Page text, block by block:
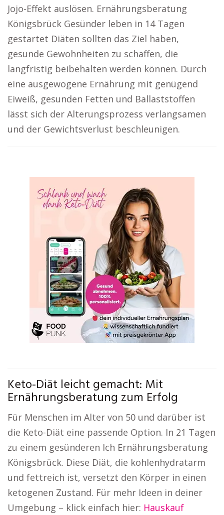
Jojo-Effekt auslösen. Ernährungsberatung
Königsbrück Gesünder leben in 14 Tagen
gestartet Diäten sollten das Ziel haben,
gesunde Gewohnheiten zu schaffen, die
langfristig beibehalten werden können. Durch
eine ausgewogene Ernährung mit genügend
Eiweiß, gesunden Fetten und Ballaststoffen
lässt sich der Alterungsprozess verlangsamen
und der Gewichtsverlust beschleunigen.
Keto-Diät leicht gemacht: Mit
Ernährungsberatung zum Erfolg
Für Menschen im Alter von 50 und darüber ist
die Keto-Diät eine passende Option. In 21 Tagen
zu einem gesünderen Ich Ernährungsberatung
Königsbrück. Diese Diät, die kohlenhydratarm
und fettreich ist, versetzt den Körper in einen
ketogenen Zustand. Für mehr Ideen in deiner
Umgebung – klick einfach hier: Hauskauf